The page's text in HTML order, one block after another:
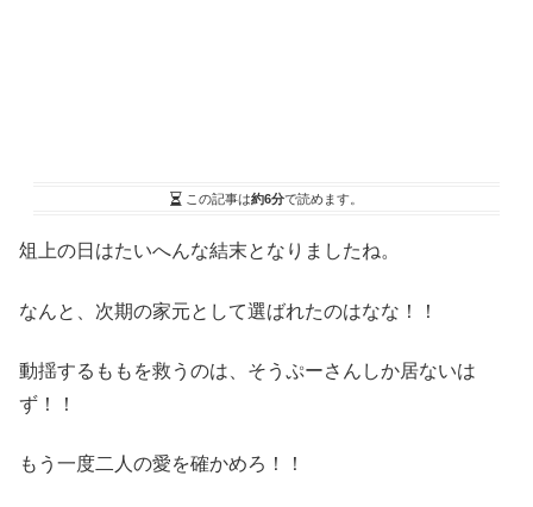
この記事は約6分で読めます。
俎上の日はたいへんな結末となりましたね。
なんと、次期の家元として選ばれたのはなな！！
動揺するももを救うのは、そうぷーさんしか居ないは
ず！！
もう一度二人の愛を確かめろ！！